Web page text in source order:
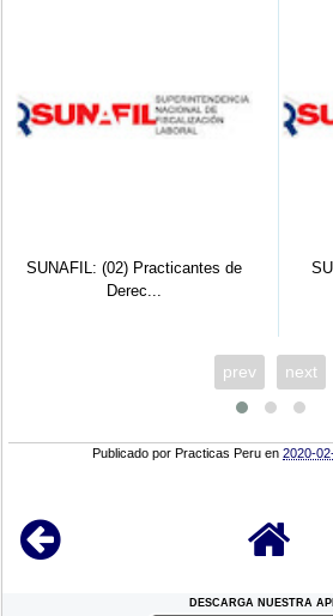
SUNAFIL: Practicante de
Administrac...
prev next
Publicado porPracticas Peru en2020-
DESCARGA NUESTRA